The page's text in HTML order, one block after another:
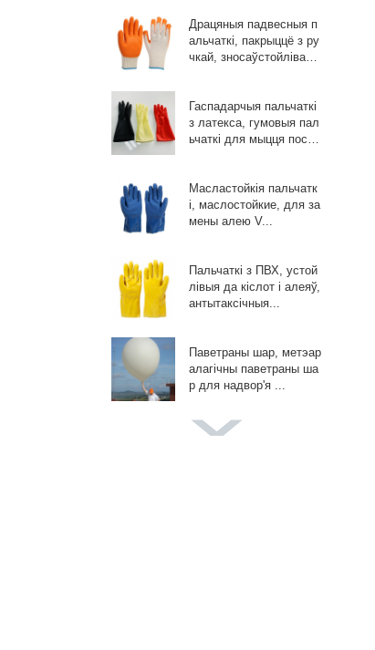
Драцяныя падвесныя п
альчаткі, пакрыццё з ру
чкай, зносаўстойліва
Гаспадарчыя пальчаткі
з латекса, гумовыя пал
ьчаткі для мыцця посуд
Масластойкія пальчатк
і, маслостойкие, для за
мены алею V...
Пальчаткі з ПВХ, устой
лівыя да кіслот і алеяў,
антытаксічныя...
Паветраны шар, метэар
алагічны паветраны ша
р для надвор'я ...
Гіганцкі каляровы павет